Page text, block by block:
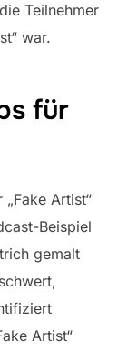
Teilnehmer
war.
für
Artist“
Beispiel
gemalt
Artist“